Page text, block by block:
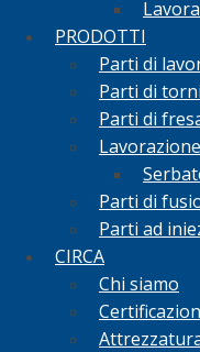
PRODOTTI
Parti di
Parti di
Parti di
Parti di
Parti ad
CIRCA
Chi siamo